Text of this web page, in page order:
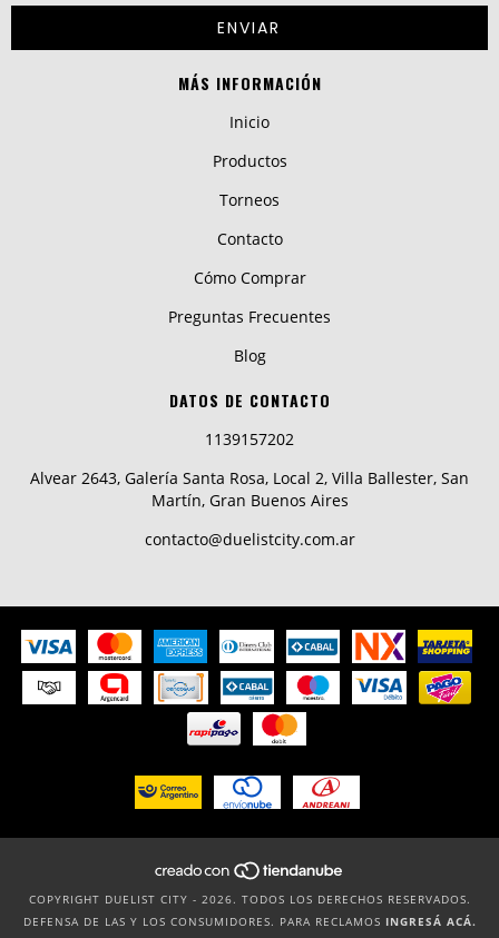
MÁS INFORMACIÓN
Inicio
Productos
Torneos
Contacto
Cómo Comprar
Preguntas Frecuentes
Blog
DATOS DE CONTACTO
1139157202
Alvear 2643, Galería Santa Rosa, Local 2, Villa Ballester, San
Martín, Gran Buenos Aires
contacto@duelistcity.com.ar
COPYRIGHT DUELIST CITY - 2026. TODOS LOS DERECHOS RESERVADOS.
DEFENSA DE LAS Y LOS CONSUMIDORES. PARA RECLAMOS INGRESÁ ACÁ.